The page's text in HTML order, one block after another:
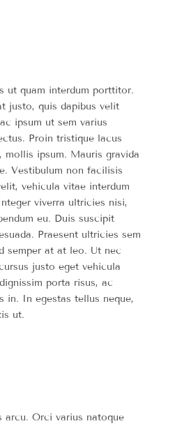
ut quam interdum porttitor.
justo, quis dapibus velit
ipsum ut sem varius
Proin tristique lacus
mollis ipsum. Mauris gravida
Vestibulum non facilisis
vehicula vitae interdum
viverra ultricies nisi,
eu. Duis suscipit
Praesent ultricies sem
semper at at leo. Ut nec
justo eget vehicula
porta risus, ac
in. In egestas tellus neque,
ut.
arcu. Orci varius natoque